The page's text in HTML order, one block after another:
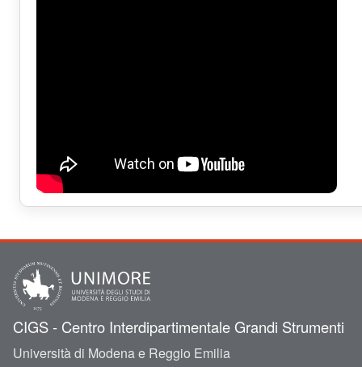
CIGS - Centro Interdipartimentale Grandi Strumenti
Università di Modena e Reggio Emilia